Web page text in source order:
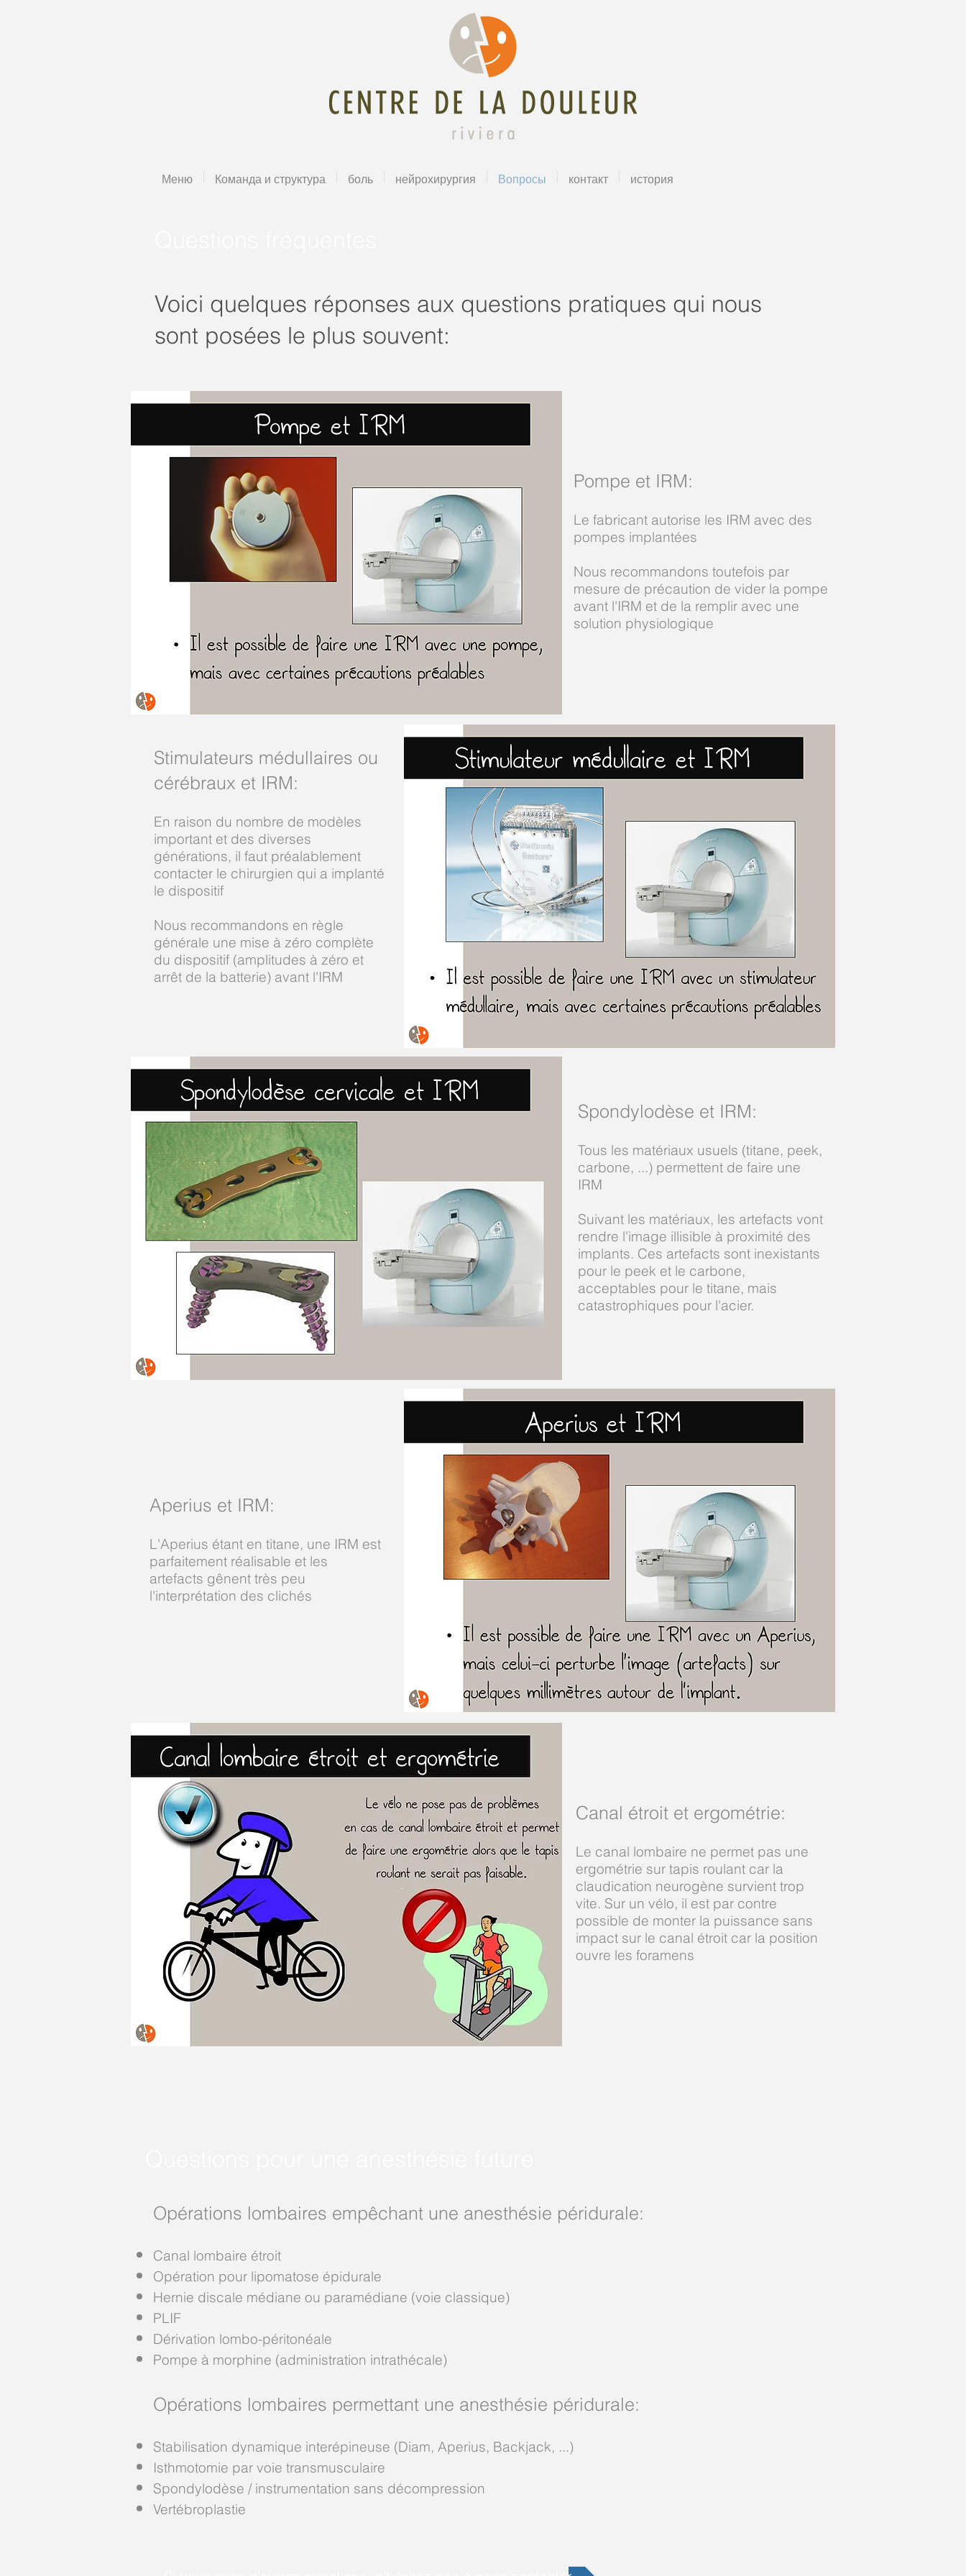
Меню Команда и структура боль нейрохирургия Вопросы контакт история
Voici quelques réponses aux questions pratiques qui nous
sont posées le plus souvent:
Pompe et IRM:
Le fabricant autorise les IRM avec des
pompes implantées
Nous recommandons toutefois par
mesure de précaution de vider la pompe
avant l'IRM et de la remplir avec une
solution physiologique
Stimulateurs médullaires ou
cérébraux et IRM:
En raison du nombre de modèles
important et des diverses
générations, il faut préalablement
contacter le chirurgien qui a implanté
le dispositif
Nous recommandons en règle
générale une mise à zéro complète
du dispositif (amplitudes à zéro et
arrêt de la batterie) avant l'IRM
Spondylodèse et IRM:
Tous les matériaux usuels (titane, peek,
carbone, ...) permettent de faire une
IRM
Suivant les matériaux, les artefacts vont
rendre l'image illisible à proximité des
implants. Ces artefacts sont inexistants
pour le peek et le carbone,
acceptables pour le titane, mais
catastrophiques pour l'acier.
Aperius et IRM:
L'Aperius étant en titane, une IRM est
parfaitement réalisable et les
artefacts gênent très peu
l'interprétation des clichés
Canal étroit et ergométrie:
Le canal lombaire ne permet pas une
ergométrie sur tapis roulant car la
claudication neurogène survient trop
vite. Sur un vélo, il est par contre
possible de monter la puissance sans
impact sur le canal étroit car la position
ouvre les foramens
Opérations lombaires empêchant une anesthésie péridurale:
Canal lombaire étroit
Opération pour lipomatose épidurale
Hernie discale médiane ou paramédiane (voie classique)
PLIF
Dérivation lombo-péritonéale
Pompe à morphine (administration intrathécale)
Opérations lombaires permettant une anesthésie péridurale:
Stabilisation dynamique interépineuse (Diam, Aperius, Backjack, ...)
Isthmotomie par voie transmusculaire
Spondylodèse / instrumentation sans décompression
Vertébroplastie